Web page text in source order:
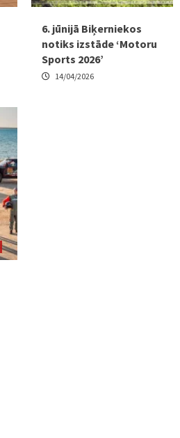
6. jūnijā Biķerniekos
notiks izstāde ‘Motoru
Sports 2026’
14/04/2026